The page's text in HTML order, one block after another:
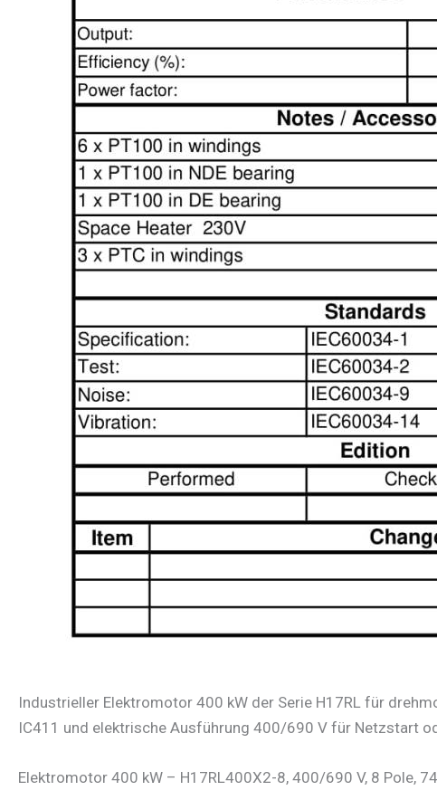
Industrieller Elektromotor 400 kW der Serie H17RL für
IC411 und elektrische Ausführung 400/690 V für Netzstart
Elektromotor 400 kW – H17RL400X2-8, 400/690 V, 8 Pole,